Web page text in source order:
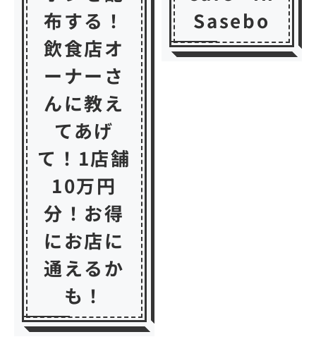
布する！
飲食店オ
ーナーさ
んに教え
てあげ
て！1店舗
10万円
分！お得
にお店に
通えるか
も！
Sasebo